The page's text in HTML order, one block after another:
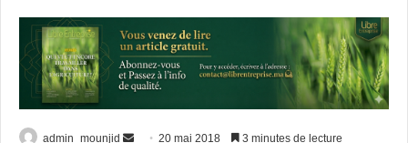
admin_mounjid 20 mai 2018 3 minutes de lecture